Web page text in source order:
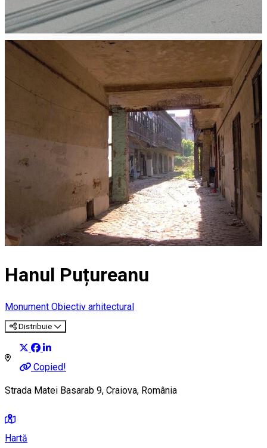
Hanul Puțureanu
Monument Obiectiv arhitectural
Distribuie
Copied!
Strada Matei Basarab 9, Craiova, România
Hartă